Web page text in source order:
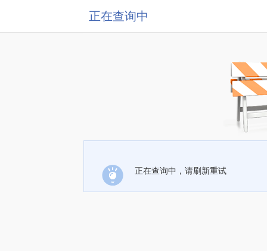
正在查询中
正在查询中，请刷新重试